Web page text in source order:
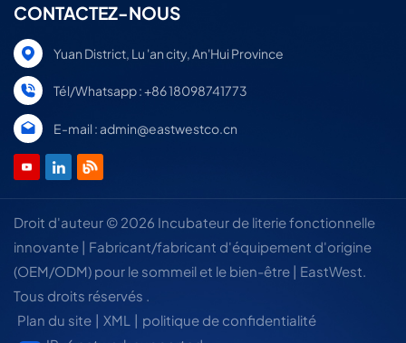
CONTACTEZ-NOUS
Yuan District, Lu 'an city, An'Hui Province
Tél/Whatsapp : +86 18098741773
E-mail : admin@eastwestco.cn
Droit d'auteur © 2026 Incubateur de literie fonctionnelle
innovante | Fabricant/fabricant d'équipement d'origine
(OEM/ODM) pour le sommeil et le bien-être | EastWest.
Tous droits réservés .
Plan du site | XML | politique de confidentialité